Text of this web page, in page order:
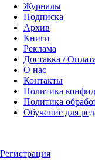
Журналы
Подписка
Архив
Книги
Реклама
Доставка /
О нас
Контакты
Политика
Политика
Обучение для
Регистрация